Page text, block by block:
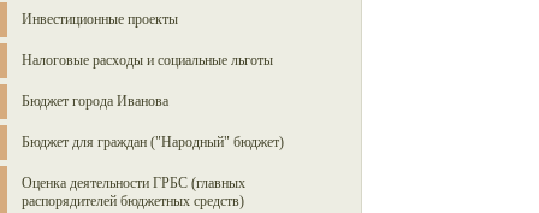
Инвестиционные проекты
Налоговые расходы и социальные льготы
Бюджет города Иванова
Бюджет для граждан ("Народный" бюджет)
Оценка деятельности ГРБС (главных
распорядителей бюджетных средств)